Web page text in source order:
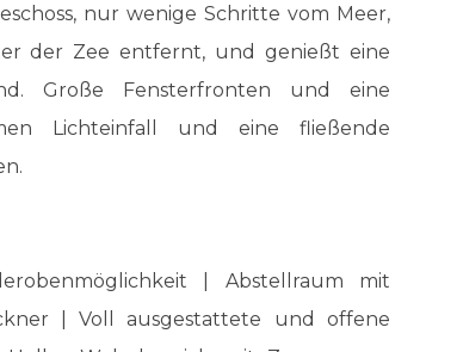
nur wenige Schritte vom Meer,
der Zee entfernt, und genießt eine
Große Fensterfronten und eine
Lichteinfall und eine fließende
| Abstellraum mit
| Voll ausgestattete und offene